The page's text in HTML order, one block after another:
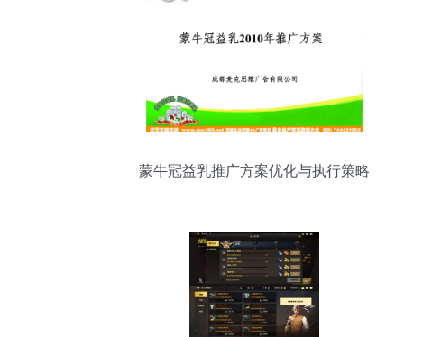
蒙牛冠益乳推广方案优化与执行策略